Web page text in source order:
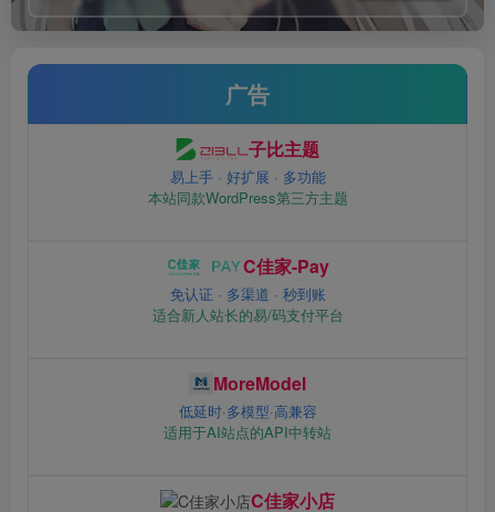
广告
子比主题
易上手 · 好扩展 · 多功能
本站同款WordPress第三方主题
C佳家-Pay
免认证 · 多渠道 · 秒到账
适合新人站长的易/码支付平台
MoreModel
低延时·多模型·高兼容
适用于AI站点的API中转站
C佳家小店